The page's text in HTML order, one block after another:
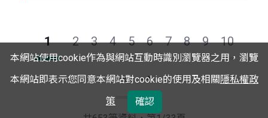
1 2 3 4 5 6 7 8 9 10
頁
最
後
一
本網站使用cookie作為與網站互動時識別瀏覽器之用，瀏覽
本網站即表示您同意本網站對cookie的使用及相關隱私權政
策
確認